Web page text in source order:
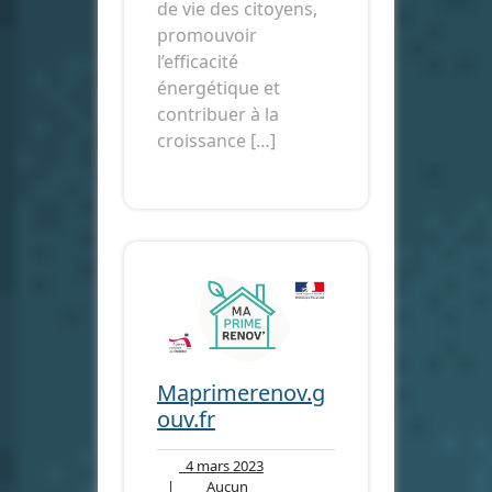
de vie des citoyens,
promouvoir
l’efficacité
énergétique et
contribuer à la
croissance […]
Maprimerenov.g
ouv.fr
4 mars 20234
|
Aucun